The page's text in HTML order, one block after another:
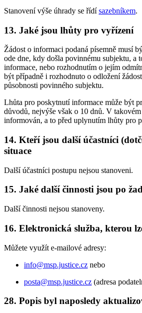
Stanovení výše úhrady se řídísazebníkem.
13. Jaké jsou lhůty pro vyřízení
Žádost o informaci podaná písemně musí
ode dne, kdy došla povinnému subjektu, a
informace, nebo rozhodnutím o jejím
být případně i rozhodnuto o odložení
působnosti povinného subjektu.
Lhůta pro poskytnutí informace může být
důvodů, nejvýše však o 10 dnů. V
informován, a to před uplynutím lhůty pro
14. Kteří jsou další účastníci
situace
Další účastníci postupu nejsou stanoveni.
15. Jaké další činnosti jsou po
Další činnosti nejsou stanoveny.
16. Elektronická služba, kterou
Můžete využít e-mailové adresy:
info@msp.justice.cz nebo
posta@msp.justice.cz (adresa
28. Popis byl naposledy